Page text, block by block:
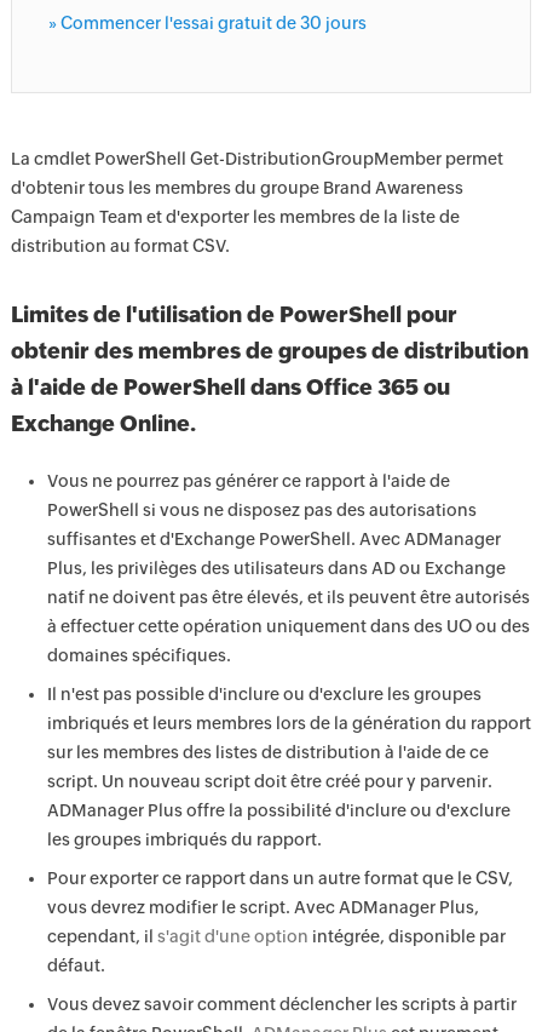
» Commencer l'essai gratuit de 30 jours
La cmdlet PowerShell Get-DistributionGroupMember permet
d'obtenir tous les membres du groupe Brand Awareness
Campaign Team et d'exporter les membres de la liste de
distribution au format CSV.
Limites de l'utilisation de PowerShell pour
obtenir des membres de groupes de distribution
à l'aide de PowerShell dans Office 365 ou
Exchange Online.
Vous ne pourrez pas générer ce rapport à l'aide de
PowerShell si vous ne disposez pas des autorisations
suffisantes et d'Exchange PowerShell. Avec ADManager
Plus, les privilèges des utilisateurs dans AD ou Exchange
natif ne doivent pas être élevés, et ils peuvent être autorisés
à effectuer cette opération uniquement dans des UO ou des
domaines spécifiques.
Il n'est pas possible d'inclure ou d'exclure les groupes
imbriqués et leurs membres lors de la génération du rapport
sur les membres des listes de distribution à l'aide de ce
script. Un nouveau script doit être créé pour y parvenir.
ADManager Plus offre la possibilité d'inclure ou d'exclure
les groupes imbriqués du rapport.
Pour exporter ce rapport dans un autre format que le CSV,
vous devrez modifier le script. Avec ADManager Plus,
cependant, il s'agit d'une option intégrée, disponible par
défaut.
Vous devez savoir comment déclencher les scripts à partir